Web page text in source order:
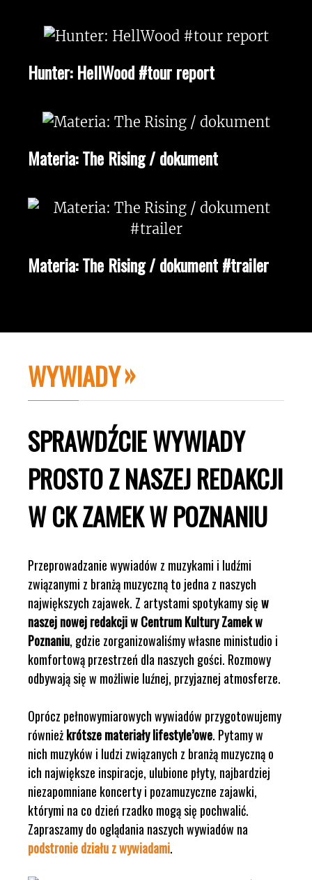
Hunter: HellWood #tour report
Materia: The Rising / dokument
Materia: The Rising / dokument #trailer
WYWIADY
SPRAWDŹCIE WYWIADY
PROSTO Z NASZEJ REDAKCJI
W CK ZAMEK W POZNANIU
Przeprowadzanie wywiadów z muzykami i ludźmi
związanymi z branżą muzyczną to jedna z naszych
największych zajawek. Z artystami spotykamy sięw
naszej nowej redakcji w Centrum Kultury Zamek w
Poznaniu, gdzie zorganizowaliśmy własne ministudio i
komfortową przestrzeń dla naszych gości. Rozmowy
odbywają się w możliwie luźnej, przyjaznej atmosferze.
Oprócz pełnowymiarowych wywiadów przygotowujemy
równieżkrótsze materiały lifestyle’owe. Pytamy w
nich muzyków i ludzi związanych z branżą muzyczną o
ich największe inspiracje, ulubione płyty, najbardziej
niezapomniane koncerty i pozamuzyczne zajawki,
którymi na co dzień rzadko mogą się pochwalić.
Zapraszamy do oglądania naszych wywiadów na
podstronie działu z wywiadami.